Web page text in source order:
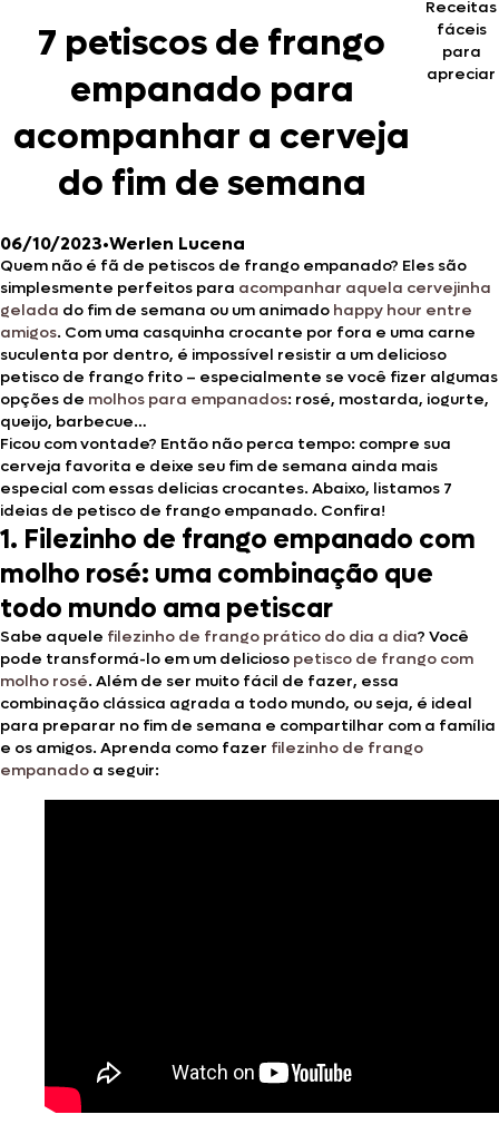
7 petiscos de frango
empanado para
acompanhar a cerveja
do fim de semana
Receitas
fáceis
para
apreciar
06/10/2023•Werlen Lucena
Quem não é fã de petiscos de frango empanado? Eles são
simplesmente perfeitos para acompanhar aquela cervejinha
gelada do fim de semana ou um animado happy hour entre
amigos. Com uma casquinha crocante por fora e uma carne
suculenta por dentro, é impossível resistir a um delicioso
petisco de frango frito – especialmente se você fizer algumas
opções de molhos para empanados: rosé, mostarda, iogurte,
queijo, barbecue…
Ficou com vontade? Então não perca tempo: compre sua
cerveja favorita e deixe seu fim de semana ainda mais
especial com essas delicias crocantes. Abaixo, listamos 7
ideias de petisco de frango empanado. Confira!
1. Filezinho de frango empanado com
molho rosé: uma combinação que
todo mundo ama petiscar
Sabe aquele filezinho de frango prático do dia a dia? Você
pode transformá-lo em um delicioso petisco de frango com
molho rosé. Além de ser muito fácil de fazer, essa
combinação clássica agrada a todo mundo, ou seja, é ideal
para preparar no fim de semana e compartilhar com a família
e os amigos. Aprenda como fazer filezinho de frango
empanado a seguir: